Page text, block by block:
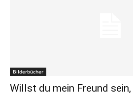
Bilderbücher
Willst du mein Freund